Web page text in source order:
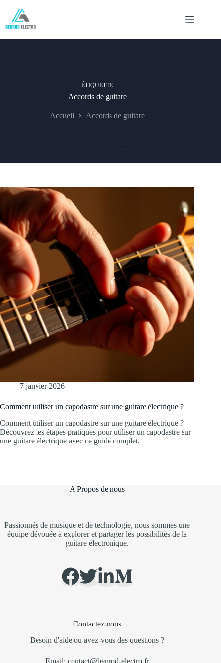
contenu
ÉTIQUETTE
Accords de guitare
Accueil Accords de guitare
7 janvier 2026
Comment utiliser un capodastre sur une guitare électrique ?
Comment utiliser un capodastre sur une guitare électrique ?
Découvrez les étapes pratiques pour utiliser un capodastre sur
une guitare électrique avec ce guide complet.
A Propos de nous
Passionnés de musique et de technologie, nous sommes une
équipe dévouée à explorer et partager les possibilités de la
guitare électronique.
Contactez-nous
Besoin d'aide ou avez-vous des questions ?
Email: contact@benrod-electro.fr